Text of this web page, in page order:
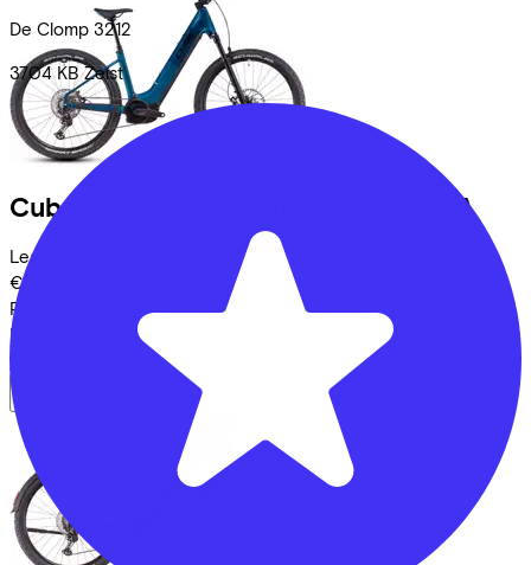
De Clomp 3212
3704 KB Zeist
Cube (2025)
Leaseprijs p/m vanaf
€93,86
Prijs
Bespaar
€825,54
Bekijk